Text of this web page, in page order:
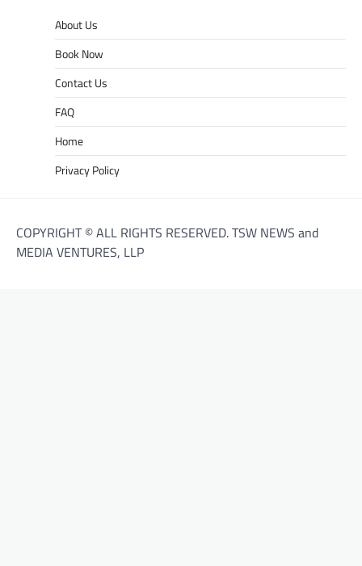
About Us
Book Now
Contact Us
FAQ
Home
Privacy Policy
COPYRIGHT © ALL RIGHTS RESERVED. TSW NEWS and
MEDIA VENTURES, LLP